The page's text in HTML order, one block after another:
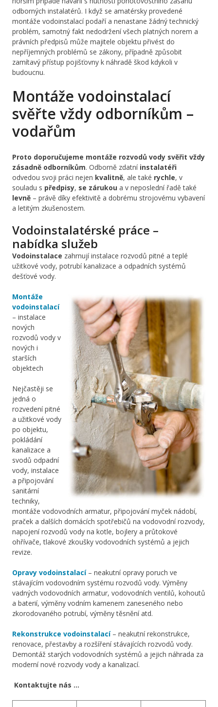
odborných instalatérů. I když se amatérsky provedené
montáže vodoinstalací podaří a nenastane žádný technický
problém, samotný fakt nedodržení všech platných norem a
právních předpisů může majitele objektu přivést do
nepříjemných problémů se zákony, případně způsobit
zamítavý přístup pojišťovny k náhradě škod kdykoli v
budoucnu.
Montáže vodoinstalací
svěřte vždy odborníkům –
vodařům
Proto doporučujeme montáže rozvodů vody svěřit vždy
zásadně odborníkům. Odborně zdatní instalatéři
odvedou svoji práci nejen kvalitně, ale také rychle, v
souladu s předpisy, se zárukou a v neposlední řadě také
levně – právě díky efektivitě a dobrému strojovému vybavení
a letitým zkušenostem.
Vodoinstalatérské práce –
nabídka služeb
Vodoinstalace zahrnují instalace rozvodů pitné a teplé
užitkové vody, potrubí kanalizace a odpadních systémů
dešťové vody.
Montáže
vodoinstalací
– instalace
nových
rozvodů vody v
nových i
starších
objektech
Nejčastěji se
jedná o
rozvedení pitné
a užitkové vody
po objektu,
pokládání
kanalizace a
svodů odpadní
vody, instalace
a připojování
sanitární
techniky,
montáže vodovodních armatur, připojování myček nádobí,
praček a dalších domácích spotřebičů na vodovodní rozvody,
napojení rozvodů vody na kotle, bojlery a průtokové
ohřívače, tlakové zkoušky vodovodních systémů a jejich
revize.
Opravy vodoinstalací– neakutní opravy poruch ve
stávajícím vodovodním systému rozvodů vody. Výměny
vadných vodovodních armatur, vodovodních ventilů, kohoutů
a baterií, výměny vodním kamenem zaneseného nebo
zkorodovaného potrubí, výměny těsnění atd.
Rekonstrukce vodoinstalací– neakutní rekonstrukce,
renovace, přestavby a rozšíření stávajících rozvodů vody.
Demontáž starých vodovodních systémů a jejich náhrada za
moderní nové rozvody vody a kanalizací.
Kontaktujte nás …